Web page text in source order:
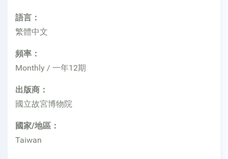
語言：
繁體中文
頻率：
Monthly / 一年12期
出版商：
國立故宮博物院
國家/地區：
Taiwan